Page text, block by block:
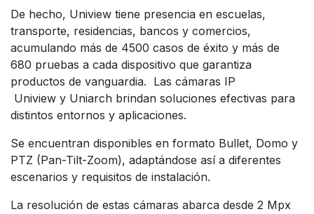
De hecho, Uniview tiene presencia en escuelas,
transporte, residencias, bancos y comercios,
acumulando más de 4500 casos de éxito y más de
680 pruebas a cada dispositivo que garantiza
productos de vanguardia. Las cámaras IP
Uniview y Uniarch brindan soluciones efectivas para
distintos entornos y aplicaciones.
Se encuentran disponibles en formato Bullet, Domo y
PTZ (Pan-Tilt-Zoom), adaptándose así a diferentes
escenarios y requisitos de instalación.
La resolución de estas cámaras abarca desde 2 Mpx